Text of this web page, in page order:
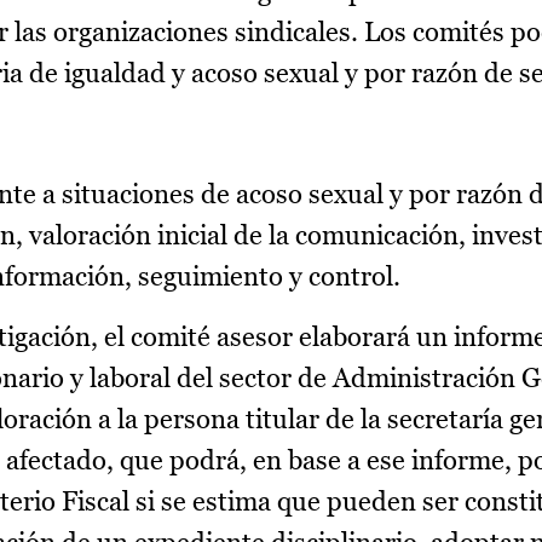
las organizaciones sindicales. Los comités
de igualdad y acoso sexual y por razón de
a situaciones de acoso sexual y por razón
valoración inicial de la comunicación,
seguimiento y control.
el comité asesor elaborará un
y laboral del sector de Administración
a la persona titular de la secretaría
que podrá, en base a ese informe,
Fiscal si se estima que pueden ser